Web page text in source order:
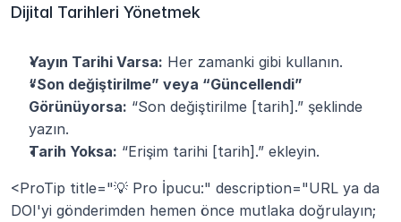
Dijital Tarihleri Yönetmek
Yayın Tarihi Varsa: Her zamanki gibi kullanın.
“Son değiştirilme” veya “Güncellendi”
Görünüyorsa: “Son değiştirilme [tarih].” şeklinde
yazın.
Tarih Yoksa: “Erişim tarihi [tarih].” ekleyin.
<ProTip title="💡 Pro İpucu:" description="URL ya da
DOI'yi gönderimden hemen önce mutlaka doğrulayın;